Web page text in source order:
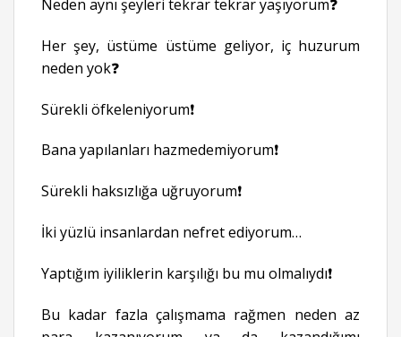
Neden aynı şeyleri tekrar tekrar yaşıyorum❓
Her şey, üstüme üstüme geliyor, iç huzurum
neden yok❓
Sürekli öfkeleniyorum❗
Bana yapılanları hazmedemiyorum❗
Sürekli haksızlığa uğruyorum❗
İki yüzlü insanlardan nefret ediyorum…
Yaptığım iyiliklerin karşılığı bu mu olmalıydı❗
Bu kadar fazla çalışmama rağmen neden az